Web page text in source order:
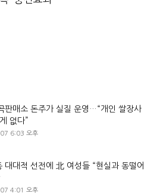
판매소 돈주가 실질 운영…“개인 쌀장사
없다”
6:03 오후
대대적 선전에 北 여성들 “현실과 동떨어
4:01 오후